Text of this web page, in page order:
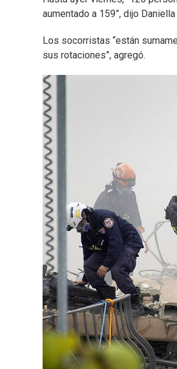
aumentado a 159”, dijo
Los socorristas “están
sus rotaciones”, agregó.